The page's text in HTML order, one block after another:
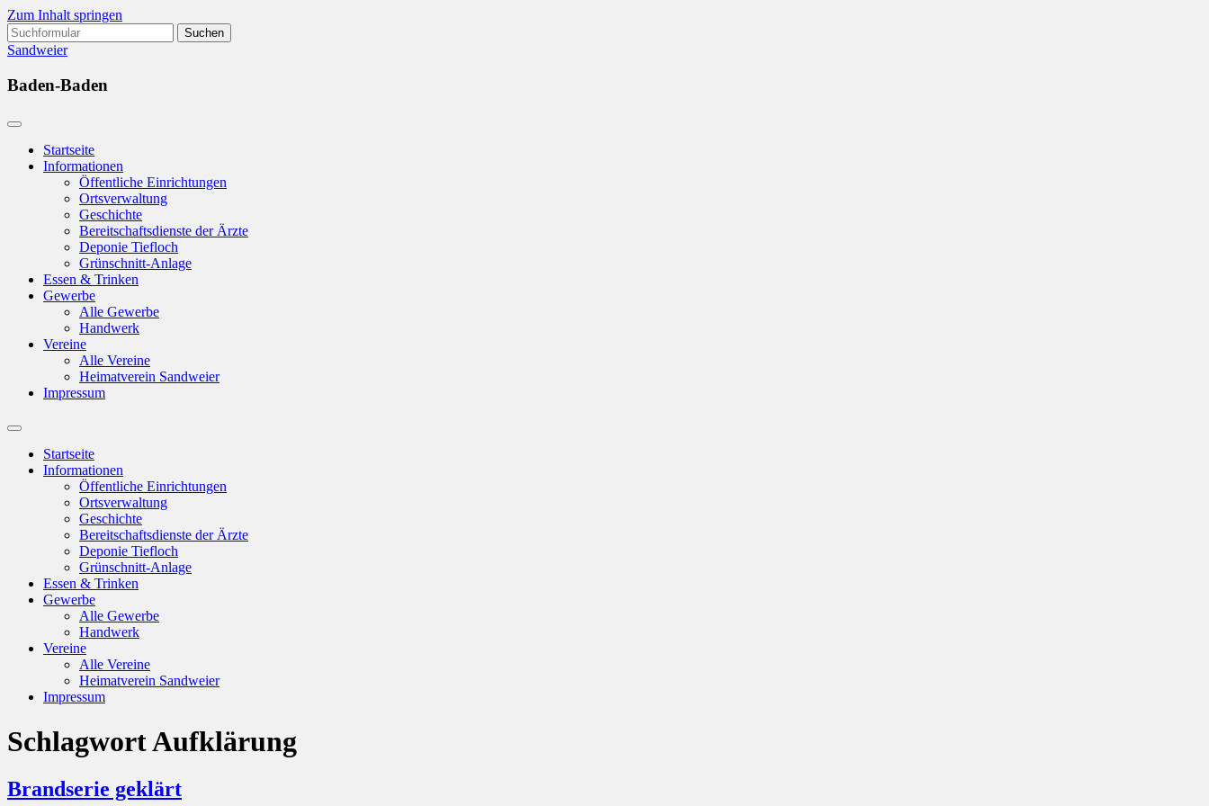
Zum Inhalt springen
Suchen
nach:
Sandweier
Baden-Baden
Startseite
Informationen
Öffentliche Einrichtungen
Ortsverwaltung
Geschichte
Bereitschaftsdienste der Ärzte
Deponie Tiefloch
Grünschnitt-Anlage
Essen & Trinken
Gewerbe
Alle Gewerbe
Handwerk
Vereine
Alle Vereine
Heimatverein Sandweier
Impressum
Suchfeld
ein-/ausblenden
Startseite
Informationen
Öffentliche Einrichtungen
Ortsverwaltung
Geschichte
Bereitschaftsdienste der Ärzte
Deponie Tiefloch
Grünschnitt-Anlage
Essen & Trinken
Gewerbe
Alle Gewerbe
Handwerk
Vereine
Alle Vereine
Heimatverein Sandweier
Impressum
SchlagwortAufklärung
Brandserie geklärt